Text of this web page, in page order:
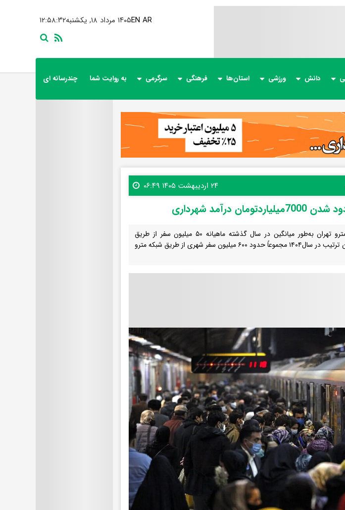
۱۲:۵۸:۳۴ ۱۴۰۵ مرداد ۱۸, یکشنبهEN AR
دانش ورزشی استان‌ها فرهنگی سرگرمی به روایت شما چندرسانه ای
۲۴ اردیبهشت ۱۴۰۵ ۰۶:۴۹
درآمد شهرداری
بنابر اعلام مسئولین شرکت بهره‌برداری مترو تهران به‌طور میانگین در سال گذشته ماهیانه ۵۰ میلیون سفر از طریق
قطارهای مترو در تهران انجام شده و به این ترتیب در سال۱۴۰۴ مجموعاً حدود ۶۰۰ میلیون سفر شهری از طریق شبکه مترو